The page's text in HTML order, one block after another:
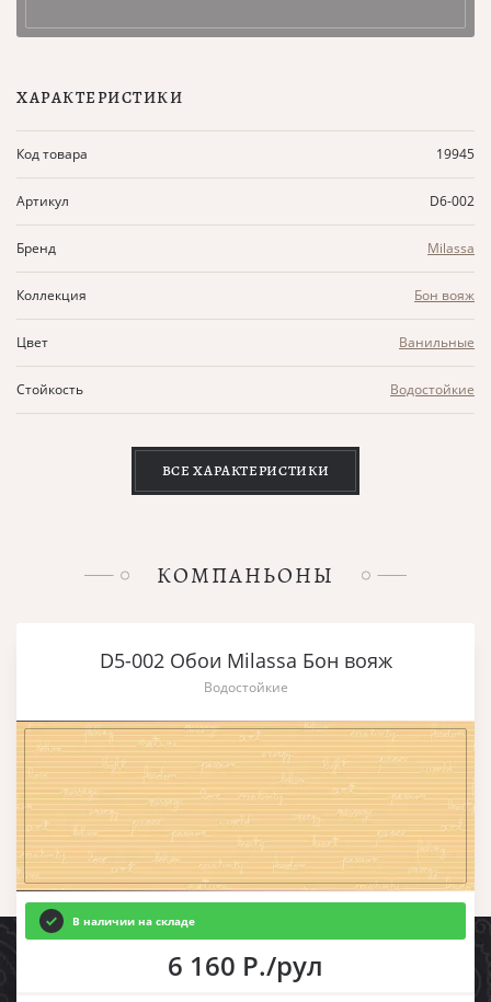
ХАРАКТЕРИСТИКИ
Код товара 19945
Артикул D6-002
Бренд Milassa
Коллекция Бон вояж
Цвет Ванильные
Стойкость Водостойкие
ВСЕ ХАРАКТЕРИСТИКИ
КОМПАНЬОНЫ
D5-002 Обои Milassa Бон вояж
Водостойкие
В наличии на складе
6 160 Р./рул